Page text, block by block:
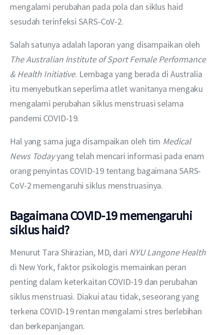
mengalami perubahan pada pola dan siklus haid
sesudah terinfeksi SARS-CoV-2.
Salah satunya adalah laporan yang disampaikan oleh
The Australian Institute of Sport Female Performance
& Health Initiative. Lembaga yang berada di Australia
itu menyebutkan seperlima atlet wanitanya mengaku
mengalami perubahan siklus menstruasi selama
pandemi COVID-19.
Hal yang sama juga disampaikan oleh tim Medical
News Today yang telah mencari informasi pada enam
orang penyintas COVID-19 tentang bagaimana SARS-
CoV-2 memengaruhi siklus menstruasinya.
Bagaimana COVID-19 memengaruhi
siklus haid?
Menurut Tara Shirazian, MD, dari NYU Langone Health
di New York, faktor psikologis memainkan peran
penting dalam keterkaitan COVID-19 dan perubahan
siklus menstruasi. Diakui atau tidak, seseorang yang
terkena COVID-19 rentan mengalami stres berlebihan
dan berkepanjangan.